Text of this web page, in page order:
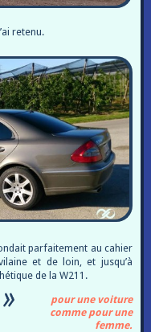
retenu.
parfaitement au cahier
et de loin, et jusqu’à
de la W211.
pour une voiture
comme pour une
femme.